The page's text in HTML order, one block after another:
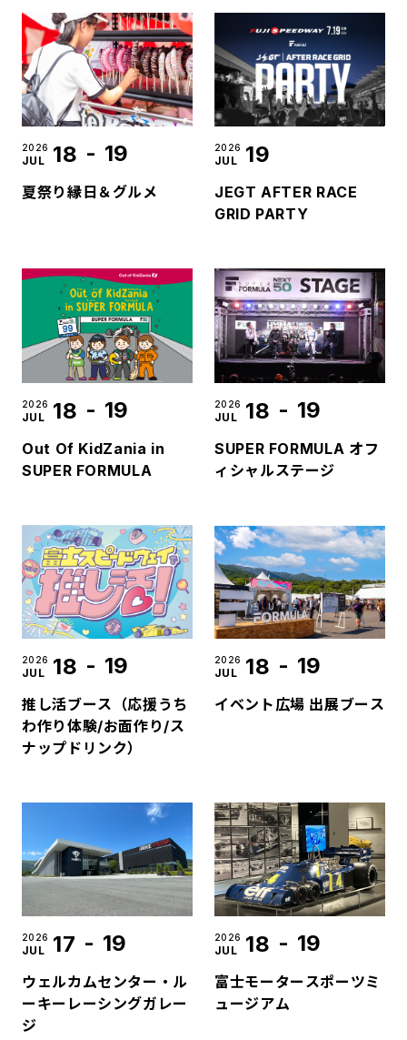
夏祭り縁日＆グルメ
2026
JUL 18 - 19
JEGT AFTER RACE
GRID PARTY
2026
JUL 19
Out Of KidZania in
SUPER FORMULA
2026
JUL 18 - 19
SUPER FORMULA オフ
ィシャルステージ
2026
JUL 18 - 19
推し活ブース（応援うち
わ作り体験/お面作り/ス
ナップドリンク）
2026
JUL 18 - 19
イベント広場 出展ブース
2026
JUL 18 - 19
ウェルカムセンター・ル
ーキーレーシングガレー
ジ
2026
JUL 17 - 19
富士モータースポーツミ
ュージアム
2026
JUL 18 - 19